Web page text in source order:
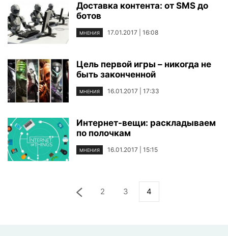
Доставка контента: от SMS до
ботов
МНЕНИЯ 17.01.2017 | 16:08
Цель первой игры – никогда не
быть законченной
МНЕНИЯ 16.01.2017 | 17:33
Интернет-вещи: раскладываем
по полочкам
МНЕНИЯ 16.01.2017 | 15:15
2 3 4